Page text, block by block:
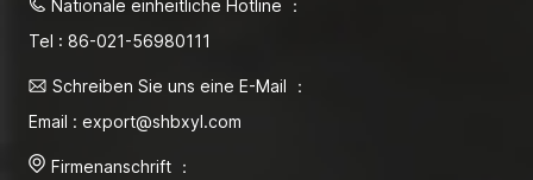
Nationale einheitliche Hotline ：
Tel : 86-021-56980111
Schreiben Sie uns eine E-Mail ：
Email : export@shbxyl.com
Firmenanschrift ：